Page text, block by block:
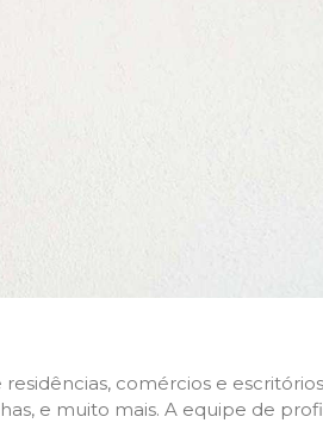
comércios e
e muito mais. A equipe de